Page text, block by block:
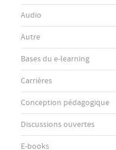
Audio
Autre
Bases du e-learning
Carrières
Conception pédagogique
Discussions ouvertes
E-books